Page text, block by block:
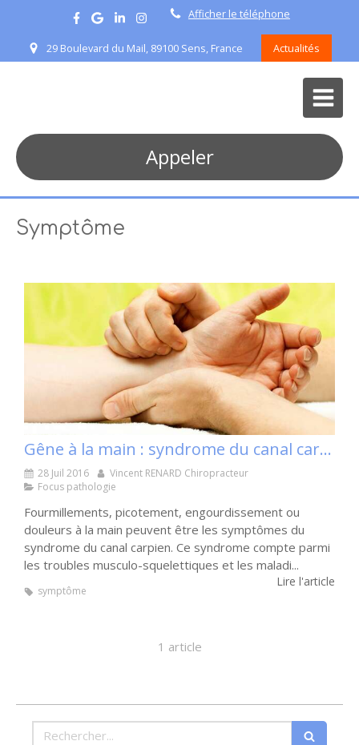
Afficher le téléphone
29 Boulevard du Mail, 89100 Sens, France Actualités
Appeler
Symptôme
Gêne à la main : syndrome du canal carpien ?
28 Juil 2016
Vincent RENARD Chiropracteur
Focus pathologie
Fourmillements, picotement, engourdissement ou
douleurs à la main peuvent être les symptômes du
syndrome du canal carpien. Ce syndrome compte parmi
les troubles musculo-squelettiques et les maladi...
Lire l'article
symptôme
1 article
Rechercher